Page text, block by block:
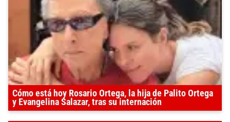
Cómo está hoy Rosario Ortega, la hija de Palito Ortega
y Evangelina Salazar, tras su internación